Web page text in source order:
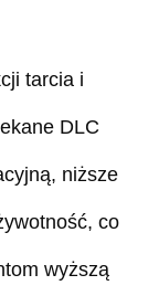
tarcia i
DLC
niższe
co
wyższą